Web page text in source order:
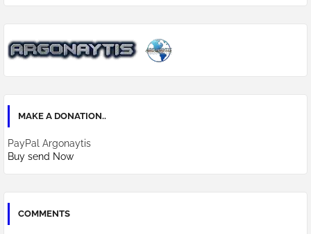
MAKE A DONATION..
PayPal Argonaytis
Buy send Now
COMMENTS